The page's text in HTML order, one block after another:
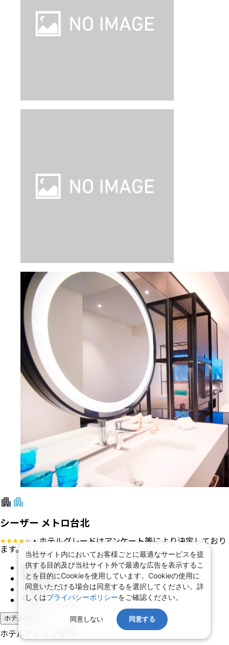
シーザー メトロ台北
・ホテルグレードはアンケート等により決定しており
ます。 ?
部屋指定なし
朝食 あり
禁煙
龍山寺に近接
ホテル詳細
ホテルアレンジ可
当社サイト内においてお客様ごとに最適なサービスを提
供する目的及び当社サイト外で最適な広告を表示するこ
とを目的にCookieを使用しています。Cookieの使用に
同意いただける場合は同意するを選択してください。詳
しくはプライバシーポリシーをご確認ください。
同意しない 同意する